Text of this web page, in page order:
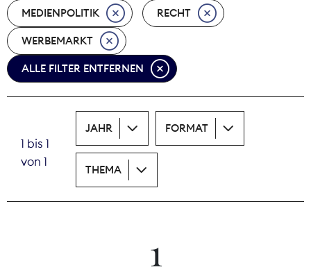
Nova Award
Pressefreiheit
Print
Recht
Tarifpolitik
Theodor-Wolff-Preis
MEDIENPOLITIK RECHT
WERBEMARKT
ALLE FILTER ENTFERNEN
1 bis 1
von 1
JAHR FORMAT
THEMA
1